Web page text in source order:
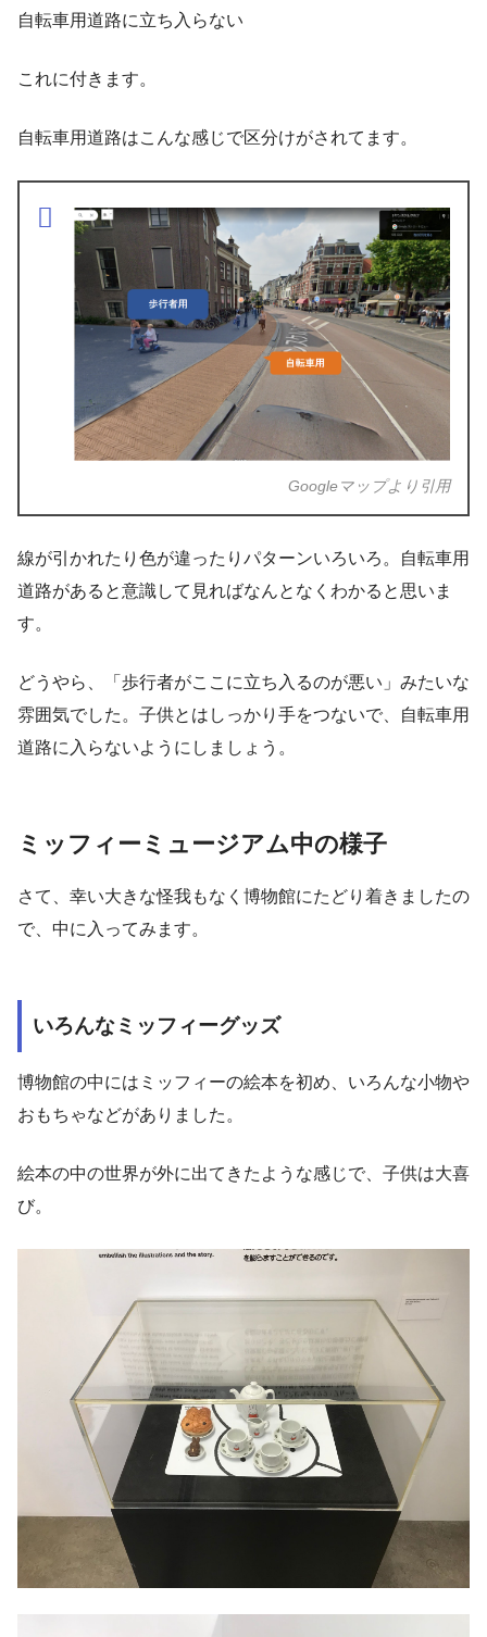
自転車用道路に立ち入らない
これに付きます。
自転車用道路はこんな感じで区分けがされてます。
Googleマップより引用
線が引かれたり色が違ったりパターンいろいろ。自転車用
道路があると意識して見ればなんとなくわかると思いま
す。
どうやら、「歩行者がここに立ち入るのが悪い」みたいな
雰囲気でした。子供とはしっかり手をつないで、自転車用
道路に入らないようにしましょう。
ミッフィーミュージアム中の様子
さて、幸い大きな怪我もなく博物館にたどり着きましたの
で、中に入ってみます。
いろんなミッフィーグッズ
博物館の中にはミッフィーの絵本を初め、いろんな小物や
おもちゃなどがありました。
絵本の中の世界が外に出てきたような感じで、子供は大喜
び。